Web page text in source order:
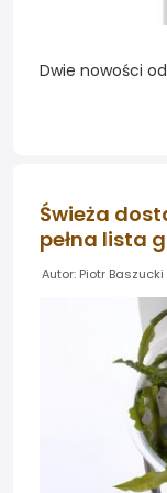
Dwie nowości
się dwa nowe
producenta
neutralizujący
trafiły do
ml....
Świeża
pełna lista
Autor: Piotr Baszucki